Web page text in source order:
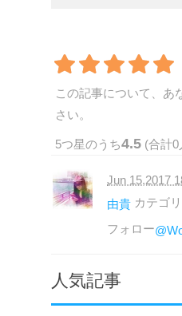
この記事について、あ
さい。
5つ星のうち4.5 (合計0
Jun 15,2017
由貴 カテゴ
フォロー
人気記事